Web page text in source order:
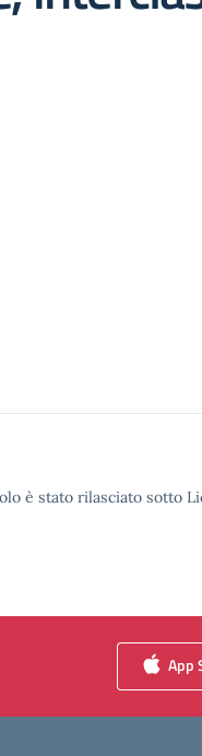
è stato rilasciato sotto
App